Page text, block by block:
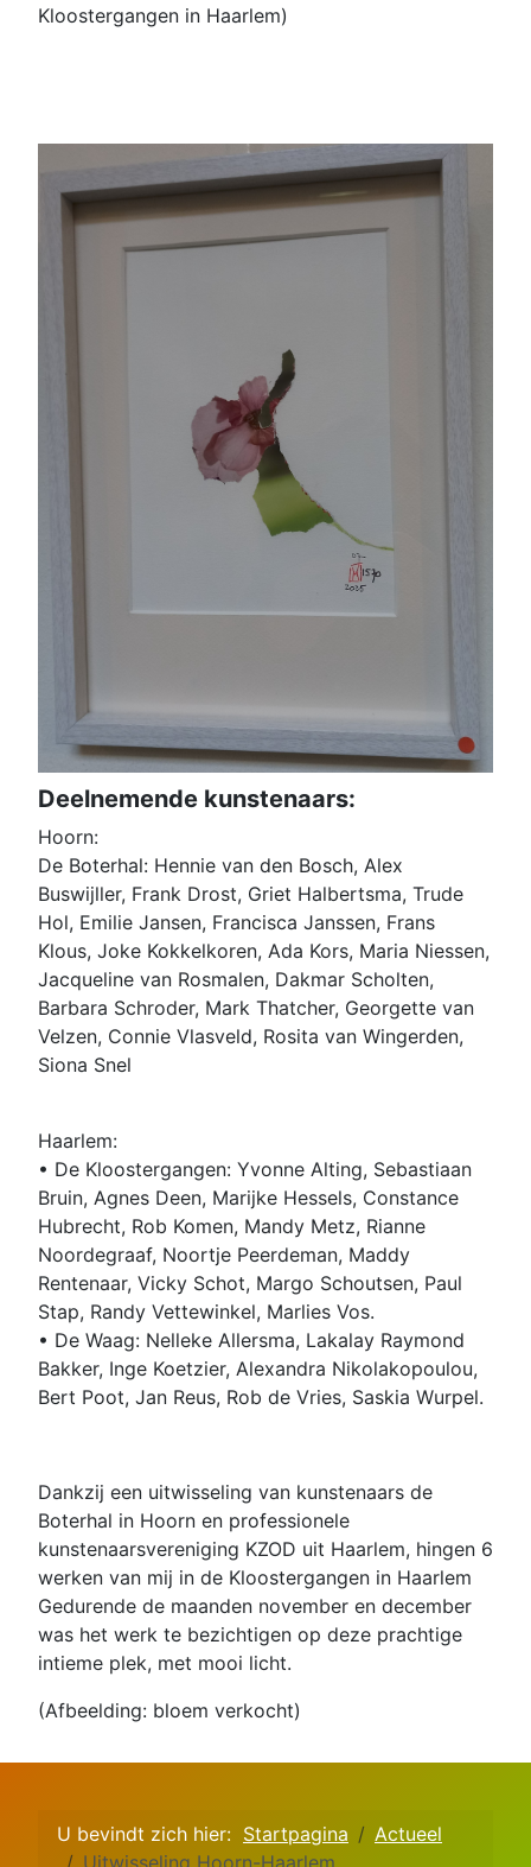
Kloostergangen in Haarlem)
Deelnemende kunstenaars:
Hoorn:
De Boterhal: Hennie van den Bosch, Alex
Buswijller, Frank Drost, Griet Halbertsma, Trude
Hol, Emilie Jansen, Francisca Janssen, Frans
Klous, Joke Kokkelkoren, Ada Kors, Maria Niessen,
Jacqueline van Rosmalen, Dakmar Scholten,
Barbara Schroder, Mark Thatcher, Georgette van
Velzen, Connie Vlasveld, Rosita van Wingerden,
Siona Snel
Haarlem:
• De Kloostergangen: Yvonne Alting, Sebastiaan
Bruin, Agnes Deen, Marijke Hessels, Constance
Hubrecht, Rob Komen, Mandy Metz, Rianne
Noordegraaf, Noortje Peerdeman, Maddy
Rentenaar, Vicky Schot, Margo Schoutsen, Paul
Stap, Randy Vettewinkel, Marlies Vos.
• De Waag: Nelleke Allersma, Lakalay Raymond
Bakker, Inge Koetzier, Alexandra Nikolakopoulou,
Bert Poot, Jan Reus, Rob de Vries, Saskia Wurpel.
Dankzij een uitwisseling van kunstenaars de
Boterhal in Hoorn en professionele
kunstenaarsvereniging KZOD uit Haarlem, hingen 6
werken van mij in de Kloostergangen in Haarlem
Gedurende de maanden november en december
was het werk te bezichtigen op deze prachtige
intieme plek, met mooi licht.
(Afbeelding: bloem verkocht)
U bevindt zich hier: Startpagina
Actueel